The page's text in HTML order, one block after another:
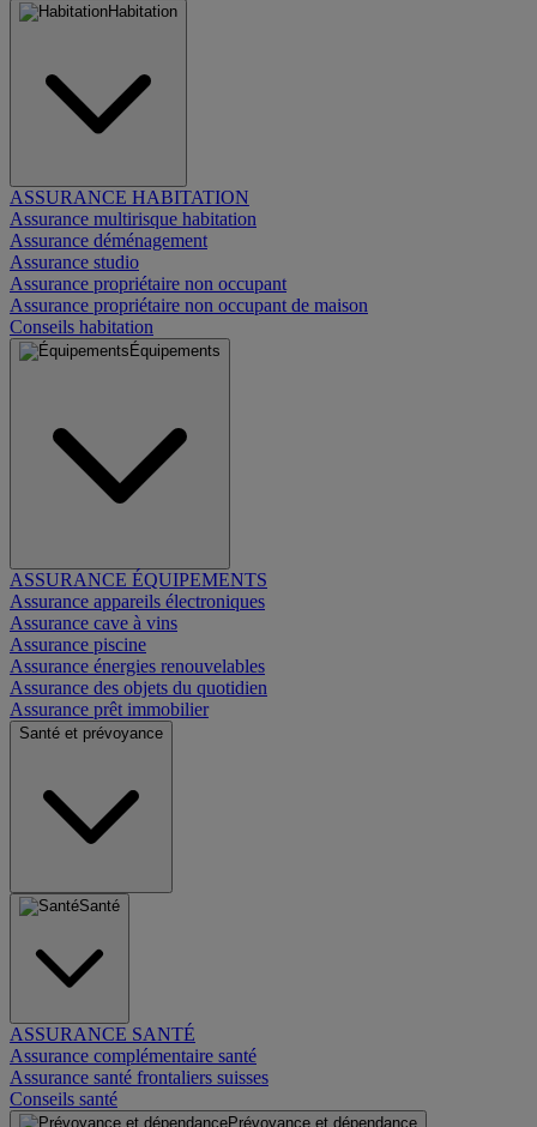
Habitation
ASSURANCE HABITATION
Assurance multirisque habitation
Assurance déménagement
Assurance studio
Assurance propriétaire non occupant
Assurance propriétaire non occupant de maison
Conseils habitation
Équipements
ASSURANCE ÉQUIPEMENTS
Assurance appareils électroniques
Assurance cave à vins
Assurance piscine
Assurance énergies renouvelables
Assurance des objets du quotidien
Assurance prêt immobilier
Santé et prévoyance
Santé
ASSURANCE SANTÉ
Assurance complémentaire santé
Assurance santé frontaliers suisses
Conseils santé
Prévoyance et dépendance